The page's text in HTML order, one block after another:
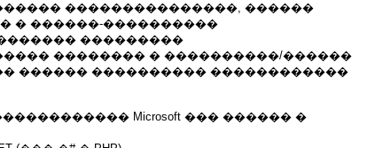
���������������, ������
� ������-����������
���������
�������� � ����������/������
������ ���������� ������������
Microsoft ��� ������ �